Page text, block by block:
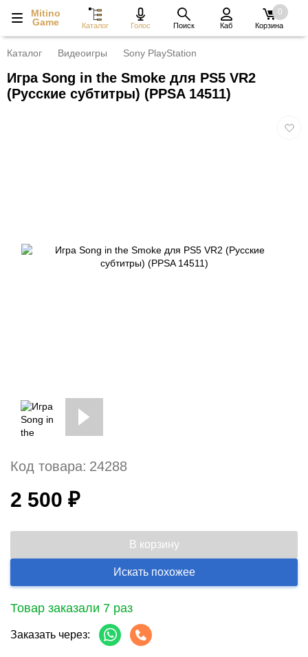
Mitino
Game
Каталог Голос Поиск Каб
0
Корзина
Каталог Видеоигры Sony PlayStation
Игра Song in the Smoke для PS5 VR2
(Русские субтитры) (PPSA 14511)
Код товара: 24288
2 500 ₽
В корзину
Искать похожее
Товар заказали 7 раз
Заказать через: